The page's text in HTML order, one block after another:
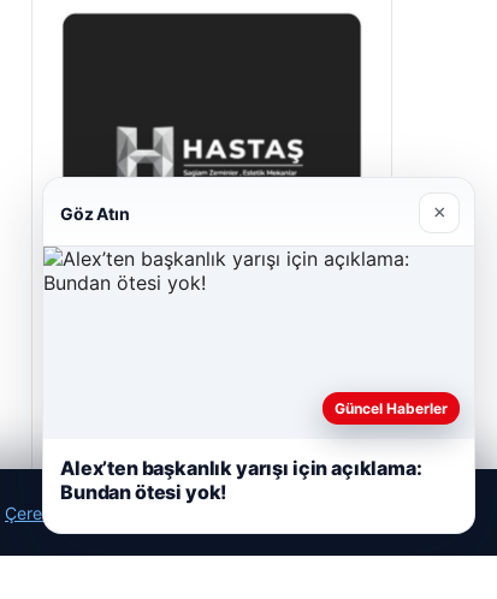
Çerez Politikamız
Göz Atın ×
Güncel Haberler
Alex’ten başkanlık yarışı için açıklama:
Bundan ötesi yok!